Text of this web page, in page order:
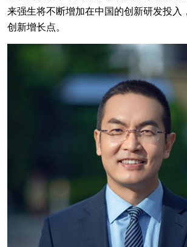
来强生将不断增加在中国的创新研发投入
创新增长点。